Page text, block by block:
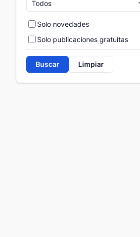
Solo novedades
Solo publicaciones gratuitas
Buscar Limpiar